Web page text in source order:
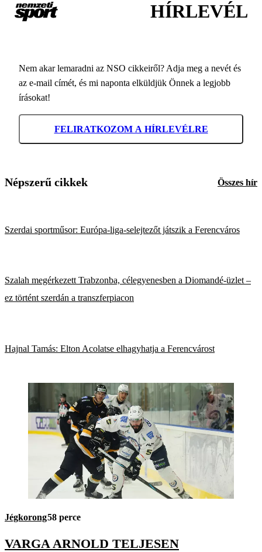
HÍRLEVÉL
Nem akar lemaradni az NSO cikkeiről? Adja meg a nevét és
az e-mail címét, és mi naponta elküldjük Önnek a legjobb
írásokat!
FELIRATKOZOM A HÍRLEVÉLRE
Népszerű cikkek Összes hír
Szerdai sportműsor: Európa-liga-selejtezőt játszik a Ferencváros
Szalah megérkezett Trabzonba, célegyenesben a Diomandé-üzlet –
ez történt szerdán a transzferpiacon
Hajnal Tamás: Elton Acolatse elhagyhatja a Ferencvárost
Jégkorong58 perce
VARGA ARNOLD TELJESEN